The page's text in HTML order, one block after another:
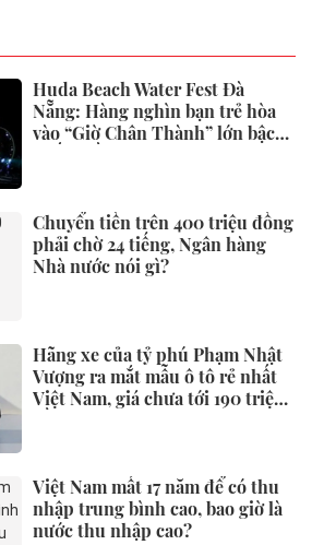
Huda Beach Water Fest Đà
Nẵng: Hàng nghìn bạn trẻ hòa
vào “Giờ Chân Thành” lớn bậc
Chuyển tiền trên 400 triệu đồng
phải chờ 24 tiếng, Ngân hàng
Nhà nước nói gì?
Hãng xe của tỷ phú Phạm Nhật
Vượng ra mắt mẫu ô tô rẻ nhất
Việt Nam, giá chưa tới 190 triệu
Việt Nam mất 17 năm để có thu
nhập trung bình cao, bao giờ là
nước thu nhập cao?